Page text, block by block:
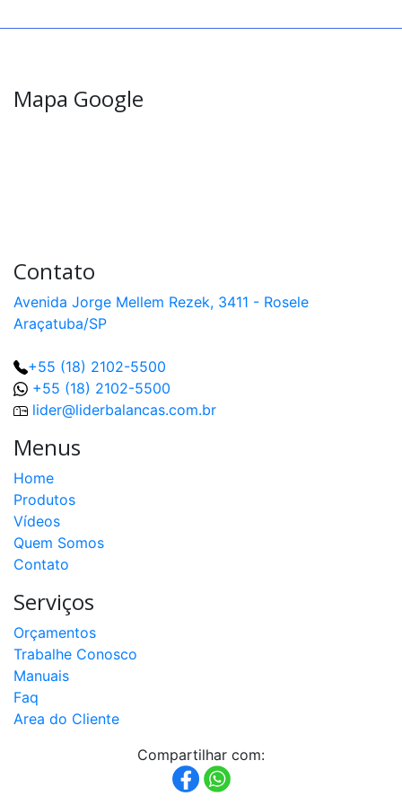
Mapa Google
Contato
Avenida Jorge Mellem Rezek, 3411 - Rosele
Araçatuba/SP
+55 (18) 2102-5500
+55 (18) 2102-5500
lider@liderbalancas.com.br
Menus
Home
Produtos
Vídeos
Quem Somos
Contato
Serviços
Orçamentos
Trabalhe Conosco
Manuais
Faq
Area do Cliente
Compartilhar com:
de
Célula
Carga
MN
capacidade
3t
a
200t
Célula
de
Carga
CC
capacidade
a
1000t
Célula
Carga
PLA
capacidade
50kg
a
Célula
de
Carga
PLI
capacidade
500kg